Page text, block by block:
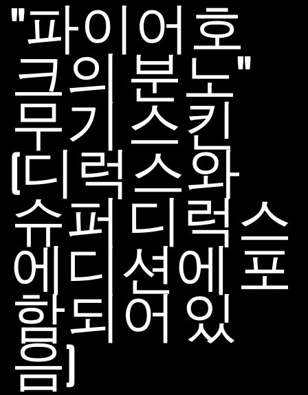
"파이어호
크의 분노"
무기 스킨
(디럭스와
슈퍼 디럭스
에디션에 포
함되어 있
음)